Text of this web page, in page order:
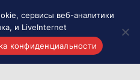
сервисы веб-аналитики
и LiveInternet
конфиденциальности